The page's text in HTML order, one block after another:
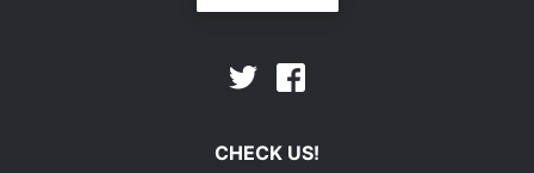
Twitter
CHECK US!